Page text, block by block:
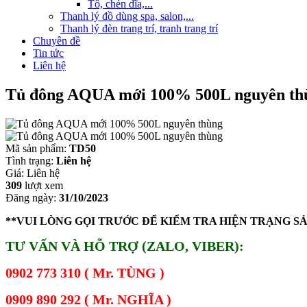
Tô, chén dĩa,...
Thanh lý đồ dùng spa, salon,...
Thanh lý đèn trang trí, tranh trang trí
Chuyên đề
Tin tức
Liên hệ
Tủ đông AQUA mới 100% 500L nguyên
Mã sản phẩm: TD50
Tình trạng: Liên hệ
Giá: Liên hệ
309 lượt xem
Đăng ngày: 31/10/2023
**VUI LÒNG GỌI TRƯỚC ĐỂ KIỂM TRA HIỆN TRẠNG
TƯ VẤN VÀ HỖ TRỢ (ZALO, VIBER):
0902 773 310 ( Mr. TÙNG )
0909 890 292 ( Mr. NGHĨA )